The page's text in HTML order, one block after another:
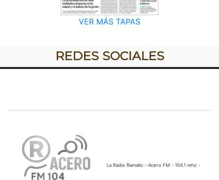
VER MÁS TAPAS
REDES SOCIALES
La Radio Ramallo - Acero FM - 104.1 mhz -